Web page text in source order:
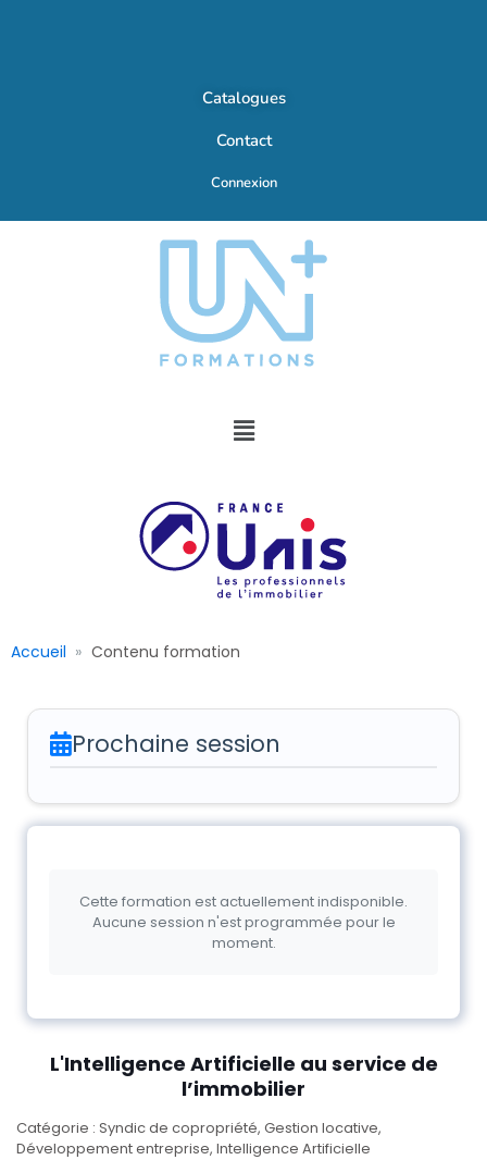
Catalogues
Contact
Connexion
Accueil Contenu formation
L'Intelligence Artificielle au service de
l’immobilier
Catégorie : Syndic de copropriété, Gestion locative,
Développement entreprise, Intelligence Artificielle
Prochaine session
Cette formation est actuellement indisponible.
Aucune session n'est programmée pour le
moment.